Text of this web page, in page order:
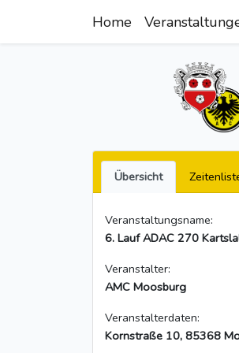
Home
Übersicht
Veranstaltungsname:
6. Lauf ADAC 270
Veranstalter:
AMC Moosburg
Veranstalterdaten:
Kornstraße 10, 85368